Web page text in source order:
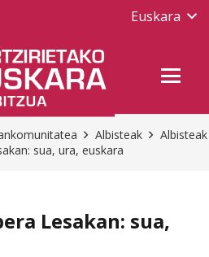
Euskara
Albisteak
Albisteak
sua, ura, euskara
Lesakan: sua,